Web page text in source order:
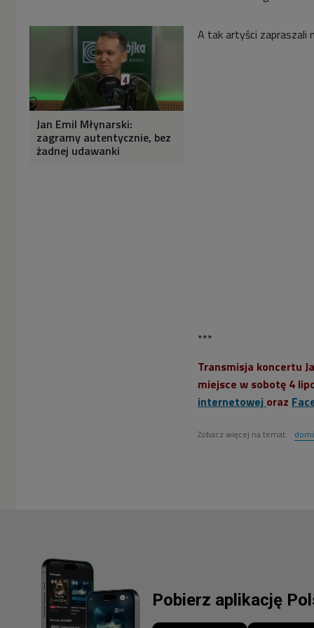
Jan Emil Młynarski:
zagramy autentycznie, bez
żadnej udawanki
A tak artyści zapraszali
***
Transmisja koncertu
miejsce w sobotę 4
internetowej oraz
Zobacz więcej na temat:
Pobierz aplikację